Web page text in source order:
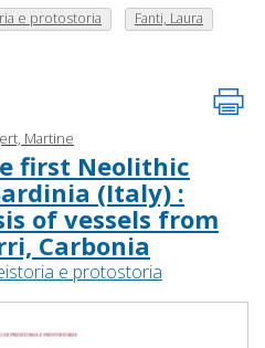
e protostoria
Fanti, Laura
Martine
first Neolithic
(Italy) :
of vessels from
Carbonia
e protostoria